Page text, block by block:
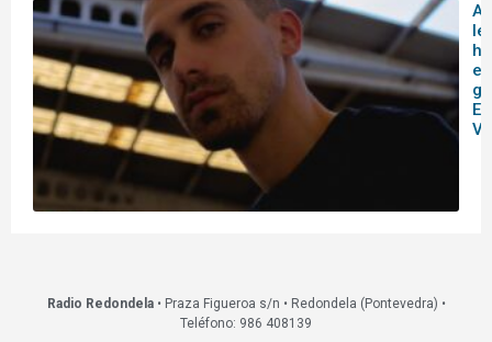
en
Radio Redondela• Praza Figueroa s/n • Redondela (Pontevedra) •
Teléfono: 986 408139